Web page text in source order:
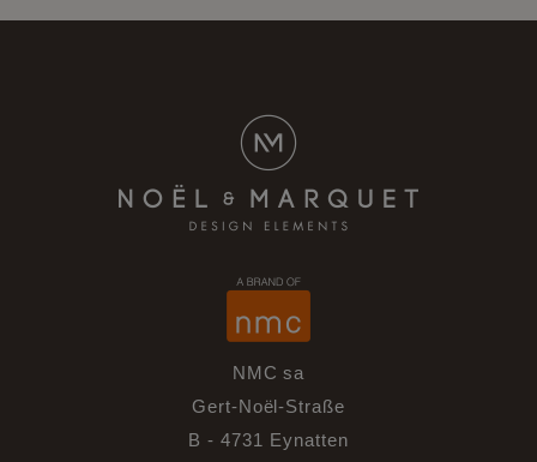
NMC sa
Gert-Noël-Straße
B - 4731 Eynatten